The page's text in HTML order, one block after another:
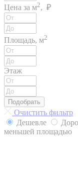
Цена за м2, ₽
Площадь, м2
Этаж
Подобрать
Очистить фильтр
Дешевле
меньшей площадью